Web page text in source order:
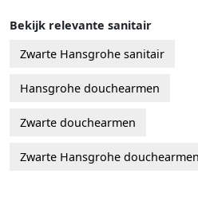
Bekijk relevante sanitair
Zwarte Hansgrohe sanitair
Hansgrohe douchearmen
Zwarte douchearmen
Zwarte Hansgrohe douchearmen